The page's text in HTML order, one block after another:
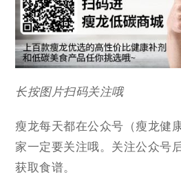
长按图片扫码关注哦
瘦龙每天都在公众号（瘦龙健
家一定要关注哦。关注公众号
获取食谱。